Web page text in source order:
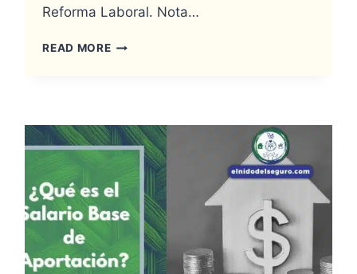
Reforma Laboral. Nota…
READ MORE